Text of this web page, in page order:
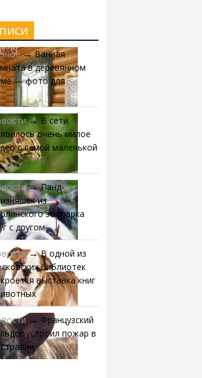
→ Ванная
в деревянном
— фото для
→ В сети
очень милое
с самой маленькой
→ Панд-
из
зоопарка
с другом
→ В одной из
библиотек
выставка книг
→ Французский
устроил пожар в